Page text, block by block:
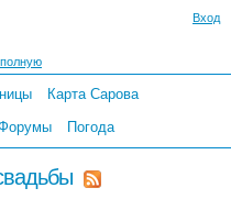
Вход
Карта Сарова
Погода